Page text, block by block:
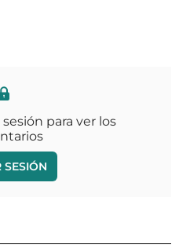
para ver los
SESIÓN